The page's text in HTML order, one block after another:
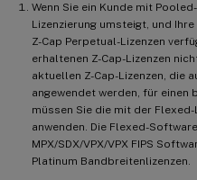
Wenn Sie ein Kunde mit
Lizenzierung umsteigt, und
Z-Cap Perpetual-Lizenzen
erhaltenen Z-Cap-Lizenzen
aktuellen Z-Cap-Lizenzen, die
angewendet werden, für
müssen Sie die mit der
anwenden. Die Flexed-
MPX/SDX/VPX/VPX FIPS
Platinum Bandbreitenlizenzen.